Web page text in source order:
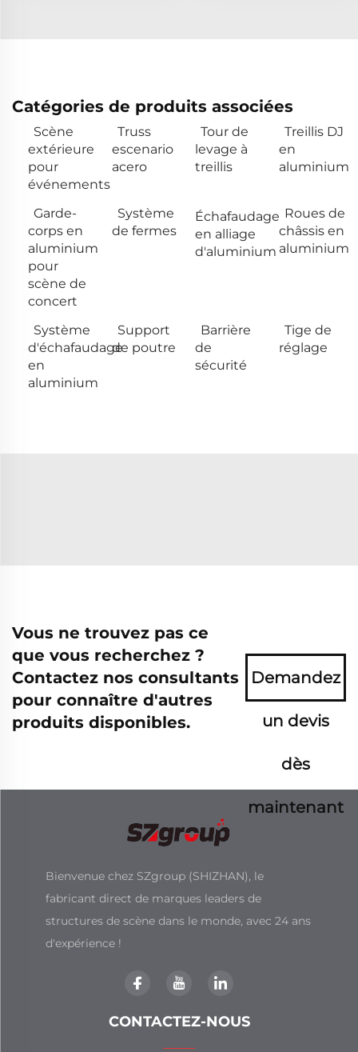
Catégories de produits associées
Scène
extérieure
pour
événements
Truss
escenario
acero
Tour de
levage à
treillis
Treillis DJ
en
aluminium
Garde-
corps en
aluminium
pour
scène de
concert
Système
de fermes
Échafaudage
en alliage
d'aluminium
Roues de
châssis en
aluminium
Système
d'échafaudage
en
aluminium
Support
de poutre
Barrière
de
sécurité
Tige de
réglage
Vous ne trouvez pas ce
que vous recherchez ?
Contactez nos consultants
pour connaître d'autres
produits disponibles.
Demandez
un devis
dès
maintenant
Bienvenue chez SZgroup (SHIZHAN), le
fabricant direct de marques leaders de
structures de scène dans le monde, avec 24 ans
d'expérience !
CONTACTEZ-NOUS